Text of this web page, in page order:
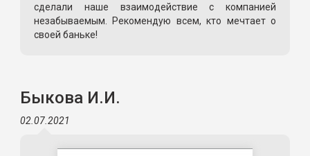
сделали наше взаимодействие с компанией
незабываемым. Рекомендую всем, кто мечтает о
своей баньке!
Быкова И.И.
02.07.2021